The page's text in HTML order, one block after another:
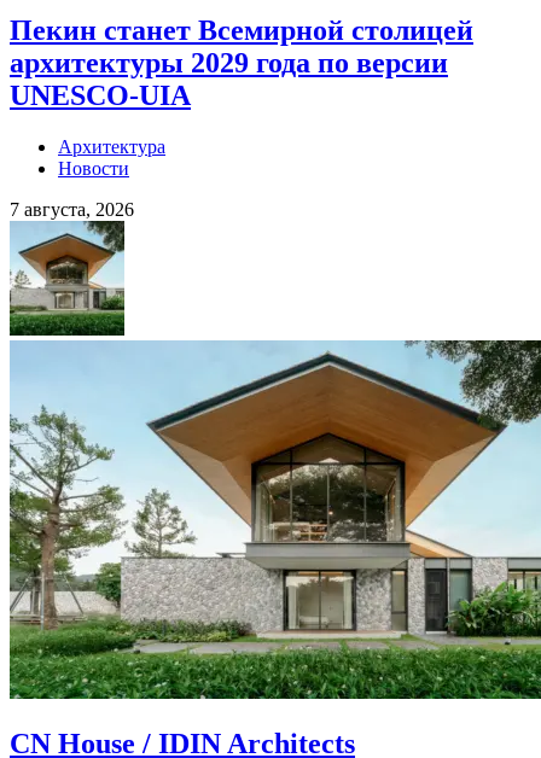
Пекин станет Всемирной столицей
архитектуры 2029 года по версии
UNESCO-UIA
Архитектура
Новости
7 августа, 2026
CN House / IDIN Architects